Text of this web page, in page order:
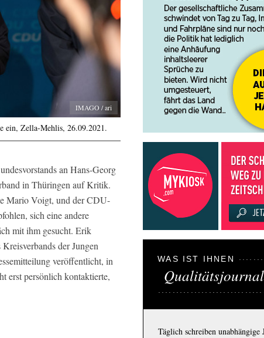
IMAGO / ari
ein, Zella-Mehlis, 26.09.2021.
an Hans-Georg
in Thüringen auf Kritik.
Mario Voigt, und der CDU-
sich eine andere
mit ihm gesucht. Erik
der Jungen
veröffentlicht, in
erst persönlich kontaktierte,
WAS IST IHNEN
Täglich schreiben unabhängige